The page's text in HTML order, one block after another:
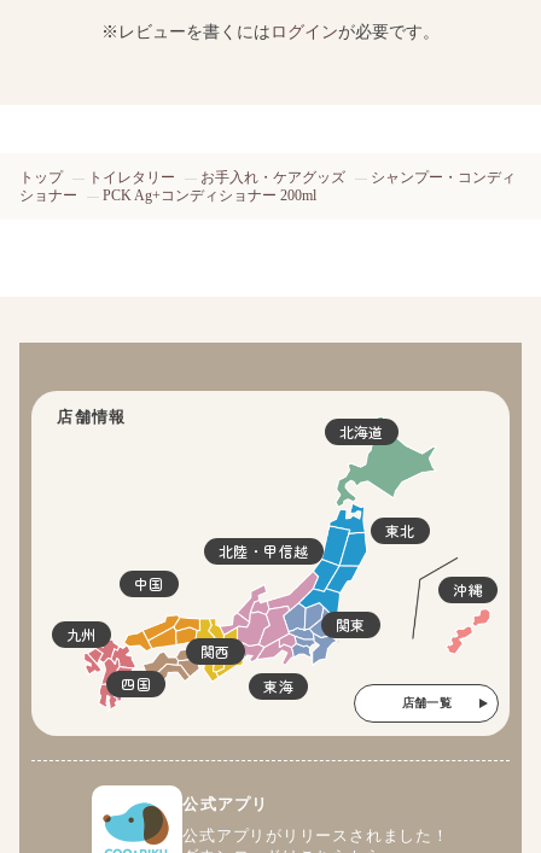
※レビューを書くにはログインが必要です。
トップ トイレタリー お手入れ・ケアグッズ
シャンプー・コンディ
ショナー
PCK Ag+コンディショナー 200ml
店舗情報
北海道
東北
関東
北陸・甲信越
東海
関西
四国
中国
九州
沖縄
店舗一覧
公式アプリ
公式アプリがリリースされました！